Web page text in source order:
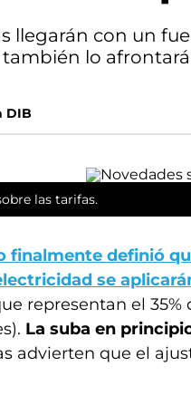
llegarán con un
lo
DIB
las tarifas.
finalmente definió
se
representan el
La suba en
advierten que el